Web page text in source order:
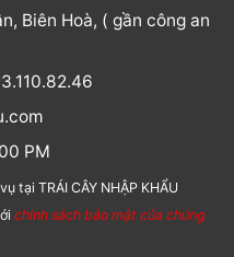
Biên Hoà, ( gần công an
PM
tại TRÁI CÂY NHẬP KHẨU
chính sách bảo mật của chúng